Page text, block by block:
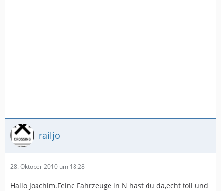
railjo
28. Oktober 2010 um 18:28
Hallo Joachim.Feine Fahrzeuge in N hast du da,echt toll und